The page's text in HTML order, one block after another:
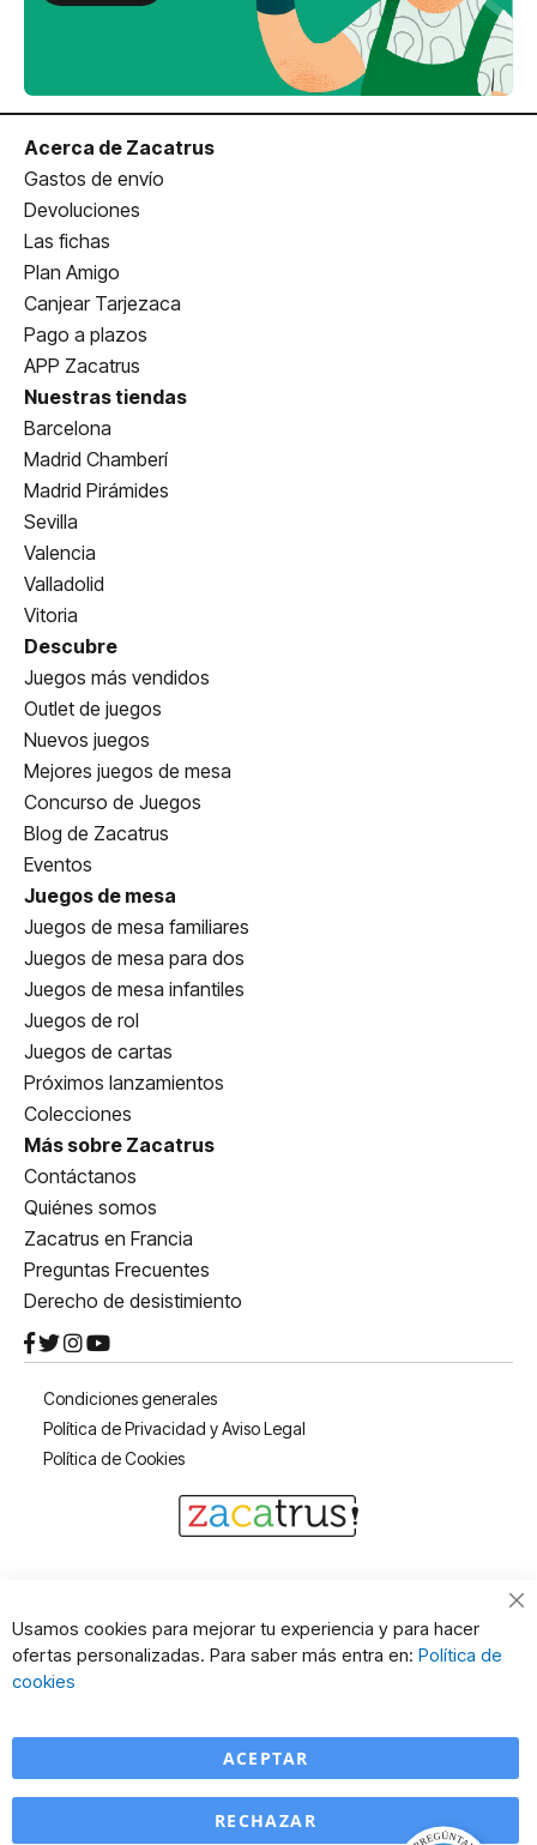
Acerca de Zacatrus
Gastos de envío
Devoluciones
Las fichas
Plan Amigo
Canjear Tarjezaca
Pago a plazos
APP Zacatrus
Nuestras tiendas
Barcelona
Madrid Chamberí
Madrid Pirámides
Sevilla
Valencia
Valladolid
Vitoria
Descubre
Juegos más vendidos
Outlet de juegos
Nuevos juegos
Mejores juegos de mesa
Concurso de Juegos
Blog de Zacatrus
Eventos
Juegos de mesa
Juegos de mesa familiares
Juegos de mesa para dos
Juegos de mesa infantiles
Juegos de rol
Juegos de cartas
Próximos lanzamientos
Colecciones
Más sobre Zacatrus
Contáctanos
Quiénes somos
Zacatrus en Francia
Preguntas Frecuentes
Derecho de desistimiento
Condiciones generales
Política de Privacidad y Aviso Legal
Política de Cookies
Usamos cookies para mejorar tu experiencia y para hacer
ofertas personalizadas. Para saber más entra en: Política de
cookies
ACEPTAR
RECHAZAR